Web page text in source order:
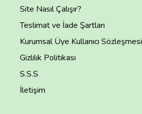
Site Nasıl Çalışır?
Teslimat ve İade Şartları
Kurumsal Üye Kullanıcı Sözleşmesi
Gizlilik Politikası
S.S.S
İletişim